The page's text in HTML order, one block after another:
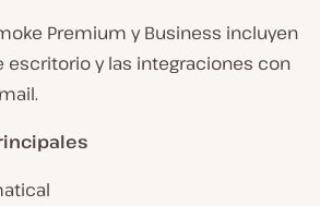
Premium y Business incluyen
escritorio y las integraciones con